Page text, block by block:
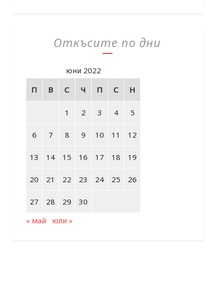
Откъсите по дни
юни 2022
П
В С Ч П С Н
1 2 3 4 5
6 7 8 9 10 11 12
13 14 15 16 17 18 19
20 21 22 23 24 25 26
27 28 29
30
« май
юли »